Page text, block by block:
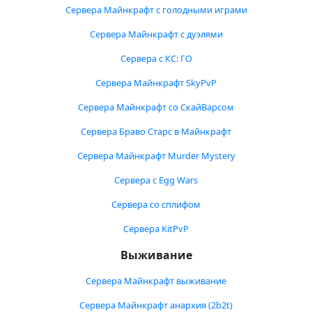
Сервера Майнкрафт с голодными играми
Сервера Майнкрафт с дуэлями
Сервера с КС: ГО
Сервера Майнкрафт SkyPvP
Сервера Майнкрафт со СкайВарсом
Сервера Браво Старс в Майнкрафт
Сервера Майнкрафт Murder Mystery
Сервера с Egg Wars
Сервера со сплифом
Сервера KitPvP
Выживание
Сервера Майнкрафт выживание
Сервера Майнкрафт анархия (2b2t)